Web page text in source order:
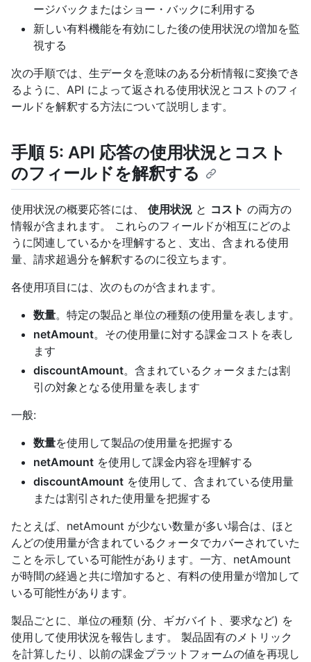
ージバックまたはショー・バックに利用する
新しい有料機能を有効にした後の使用状況の増加を監
視する
次の手順では、生データを意味のある分析情報に変換でき
るように、API によって返される使用状況とコストのフィ
ールドを解釈する方法について説明します。
手順 5: API 応答の使用状況とコスト
のフィールドを解釈する
使用状況の概要応答には、 使用状況 と コスト の両方の
情報が含まれます。 これらのフィールドが相互にどのよ
うに関連しているかを理解すると、支出、含まれる使用
量、請求超過分を解釈するのに役立ちます。
各使用項目には、次のものが含まれます。
数量。特定の製品と単位の種類の使用量を表します。
netAmount。その使用量に対する課金コストを表し
ます
discountAmount。含まれているクォータまたは割
引の対象となる使用量を表します
一般:
数量を使用して製品の使用量を把握する
netAmount を使用して課金内容を理解する
discountAmount を使用して、含まれている使用量
または割引された使用量を把握する
たとえば、netAmount が少ない数量が多い場合は、ほと
んどの使用量が含まれているクォータでカバーされていた
ことを示している可能性があります。一方、netAmount
が時間の経過と共に増加すると、有料の使用量が増加して
いる可能性があります。
製品ごとに、単位の種類 (分、ギガバイト、要求など) を
使用して使用状況を報告します。 製品固有のメトリック
を計算したり、以前の課金プラットフォームの値を再現し